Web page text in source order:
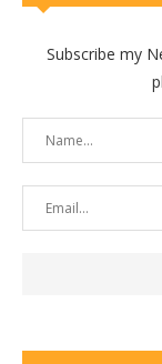
Subscribe my